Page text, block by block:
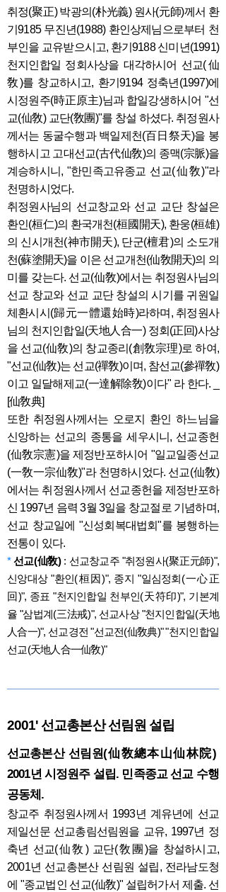
취정(聚正) 박광의(朴光義) 원사(元師)께서 환
기9185 무진년(1988) 환인상제님으로부터 천
부인을 교유받으시고, 환기9188 신미년(1991)
천지인합일 정회사상을 대각하시어 선교(仙
敎)를 창교하시고, 환기9194 정축년(1997)에
시정원주(時正原主)님과 합일강생하시어 "선
교(仙敎) 교단(敎團)"를 창설 하셨다. 취정원사
께서는 동굴수행과 백일제천(百日祭天)을 봉
행하시고 고대선교(古代仙敎)의 종맥(宗脈)을
계승하시니, "한민족고유종교 선교(仙敎)"라
천명하시었다.
취정원사님의 선교창교와 선교 교단 창설은
환인(桓仁)의 환국개천(桓國開天), 환웅(桓雄)
의 신시개천(神市開天), 단군(檀君)의 소도개
천(蘇塗開天)을 이은 선교개천(仙敎開天)의 의
미를 갖는다. 선교(仙敎)에서는 취정원사님의
선교 창교와 선교 교단 창설의시기를 귀원일
체환시시(歸元一體還始時)라하며, 취정원사
님의 천지인합일(天地人合一) 정회(正回)사상
을 선교(仙敎)의 창교종리(創敎宗理)로 하여,
"선교(仙敎)는 선교(禪敎)이며, 참선교(參禪敎)
이고 일달해제교(一達解除敎)이다" 라 한다. _
[仙敎典]
또한 취정원사께서는 오로지 환인 하느님을
신앙하는 선교의 종통을 세우시니, 선교종헌
(仙敎宗憲)을 제 정반포하시어 "일교일종선교
(一敎一宗仙敎)"라 천명하시었다. 선교(仙敎)
에서는 취정원사께서 선교종헌을 제정반포하
신 1997년 음력 3월 3일을 창교절로 기념하며,
선교 창교일에 "신성회복대법회"를 봉행하는
전통이 있다.
* 선교(仙敎): 선교창교주 "취정원사(聚正元師)",
신앙대상 "환인(桓因)", 종지 "일심정회(一心正
回)", 종표 "천지인합일 천부인(天符印)", 기본계
율 "삼법계(三法戒)", 선교사상 "천지인합일(天地
人合一)", 선교경전 "선교전(仙敎典)" "천지인합일
선교(天地人合一仙敎)"
2001' 선교총본산 선림원 설립
선교총본산 선림원(仙敎總本山仙林院)
2001년 시정원주 설립. 민족종교 선교 수행
공동체.
창교주 취정원사께서 1993년 계유년에 선교
제일선문 선교총림선림원을 교유, 1997년 정
축년 선교(仙敎) 교단(敎團)을 창설하시고,
2001년 선교총본산 선림원 설립, 전라남도청
에 "종교법인 선교(仙敎)" 설립허가서 제출. 선